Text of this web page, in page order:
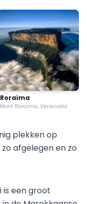
Roraima
Mont Roraima, Venezuela
plekken op
afgelegen en zo
is een groot